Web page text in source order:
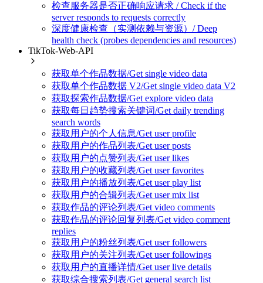
检查服务器是否正确响应请求 / Check if the
server responds to requests correctly
深度健康检查（实测依赖与资源）/ Deep
health check (probes dependencies and resources)
TikTok-Web-API
获取单个作品数据/Get single video data
获取单个作品数据 V2/Get single video data V2
获取探索作品数据/Get explore video data
获取每日趋势搜索关键词/Get daily trending
search words
获取用户的个人信息/Get user profile
获取用户的作品列表/Get user posts
获取用户的点赞列表/Get user likes
获取用户的收藏列表/Get user favorites
获取用户的播放列表/Get user play list
获取用户的合辑列表/Get user mix list
获取作品的评论列表/Get video comments
获取作品的评论回复列表/Get video comment
replies
获取用户的粉丝列表/Get user followers
获取用户的关注列表/Get user followings
获取用户的直播详情/Get user live details
获取综合搜索列表/Get general search list